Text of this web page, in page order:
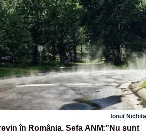
Ionuț Nichita
în România. Șefa ANM:”Nu sunt